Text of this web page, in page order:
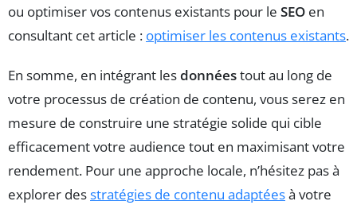
ou optimiser vos contenus existants pour le SEO en
consultant cet article : optimiser les contenus existants.
En somme, en intégrant lesdonnéestout au long de
votre processus de création de contenu, vous serez en
mesure de construire une stratégie solide qui cible
efficacement votre audience tout en maximisant votre
rendement. Pour une approche locale, n’hésitez pas à
explorer desstratégies de contenu adaptéesà votre